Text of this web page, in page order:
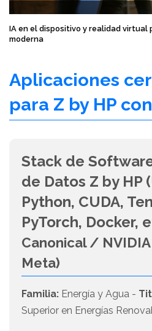
IA en el dispositivo y realidad virtual
moderna
Aplicaciones
para Z by HP
Stack de
de Datos Z by HP
Python, CUDA,
PyTorch, Docker,
Canonical /
Meta)
Familia: Energía y Agua -
Superior en Energías